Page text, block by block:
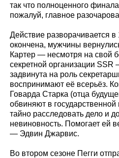
так что полноценного
пожалуй, главное
Действие разворачивается в
окончена, мужчины
Картер — несмотря на свой
секретной организации SSR
задвинута на роль
воспринимают её всерьёз.
Говарда Старка (отца
обвиняют в государственной
тайно расследовать дело и
невиновность. Помогает ей
— Эдвин Джарвис.
Во втором сезоне Пегги